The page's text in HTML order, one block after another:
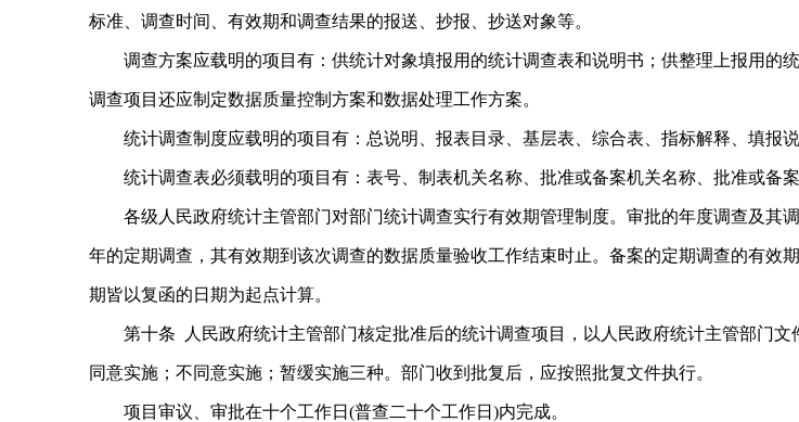
标准、调查时间、有效期和调查结果的报送、抄报、抄送对象等。
调查方案应载明的项目有：供统计对象填报用的统计调查表和说明书；供整理上报用的
调查项目还应制定数据质量控制方案和数据处理工作方案。
统计调查制度应载明的项目有：总说明、报表目录、基层表、综合表、指标解释、填报
统计调查表必须载明的项目有：表号、制表机关名称、批准或备案机关名称、批准或备
各级人民政府统计主管部门对部门统计调查实行有效期管理制度。审批的年度调查及其
年的定期调查，其有效期到该次调查的数据质量验收工作结束时止。备案的定期调查的有效
期皆以复函的日期为起点计算。
第十条 人民政府统计主管部门核定批准后的统计调查项目，以人民政府统计主管部门
同意实施；不同意实施；暂缓实施三种。部门收到批复后，应按照批复文件执行。
项目审议、审批在十个工作日(普查二十个工作日)内完成。